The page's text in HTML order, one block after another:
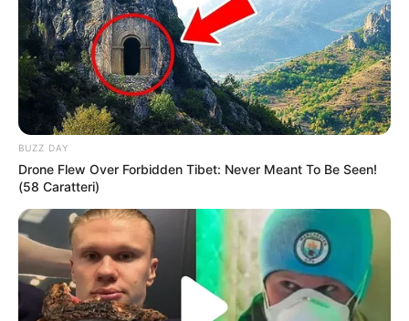
BUZZ DAY
Drone Flew Over Forbidden Tibet: Never Meant To Be Seen!
(58 Caratteri)